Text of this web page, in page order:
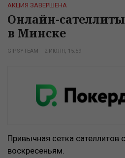
АКЦИЯ ЗАВЕРШЕНА
Онлайн-
в Минске
GIPSYTEAM 2 ИЮЛЯ, 15:59
Привычная сетка сателлитов
воскресеньям.